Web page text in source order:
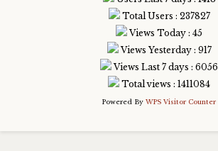
Total Users : 237827
Views Today : 45
Views Yesterday : 917
Views Last 7 days : 6056
Total views : 1411084
Powered By WPS Visitor Counter